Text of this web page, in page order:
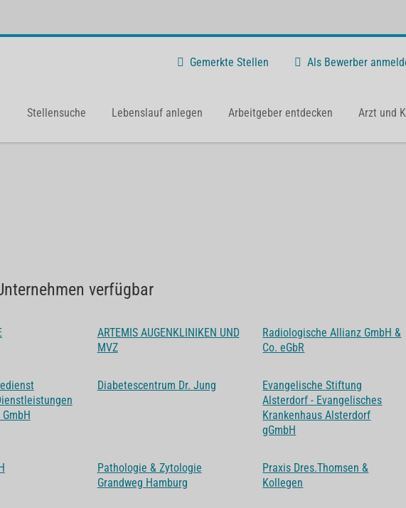
Gemerkte Stellen Als Bewerber
Stellensuche Lebenslauf anlegen Arbeitgeber entdecken Arzt und
verfügbar
ARTEMIS AUGENKLINIKEN UND
MVZ
Radiologische Allianz GmbH &
Co. eGbR
Diabetescentrum Dr. Jung
Evangelische Stiftung
Alsterdorf - Evangelisches
Krankenhaus Alsterdorf
gGmbH
Pathologie & Zytologie
Grandweg Hamburg
Praxis Dres.Thomsen &
Kollegen